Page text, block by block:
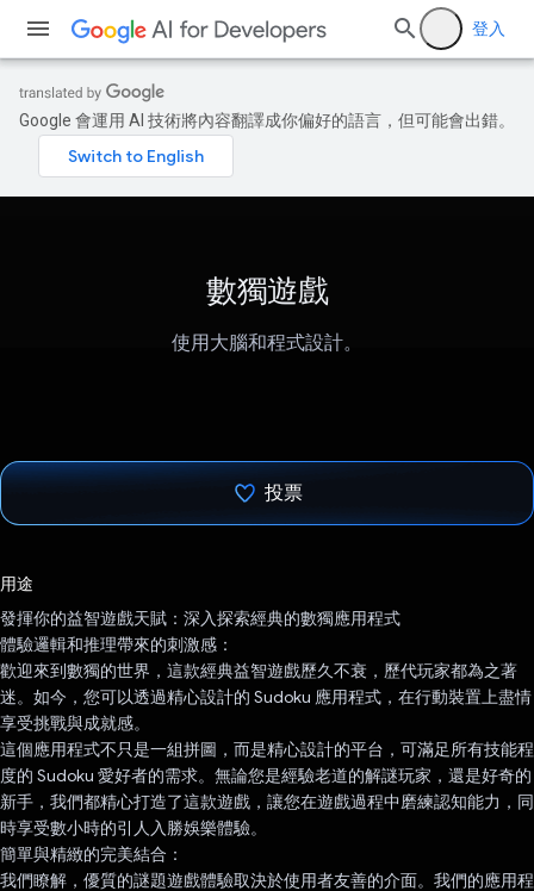
登入
Google 會運用 AI 技術將內容翻譯成你偏好的語言，但可能會出錯。
數獨遊戲
使用大腦和程式設計。
投票
用途
發揮你的益智遊戲天賦：深入探索經典的數獨應用程式
體驗邏輯和推理帶來的刺激感：
歡迎來到數獨的世界，這款經典益智遊戲歷久不衰，歷代玩家都為之著
迷。如今，您可以透過精心設計的 Sudoku 應用程式，在行動裝置上盡情
享受挑戰與成就感。
這個應用程式不只是一組拼圖，而是精心設計的平台，可滿足所有技能程
度的 Sudoku 愛好者的需求。無論您是經驗老道的解謎玩家，還是好奇的
新手，我們都精心打造了這款遊戲，讓您在遊戲過程中磨練認知能力，同
時享受數小時的引人入勝娛樂體驗。
簡單與精緻的完美結合：
我們瞭解，優質的謎題遊戲體驗取決於使用者友善的介面。我們的應用程